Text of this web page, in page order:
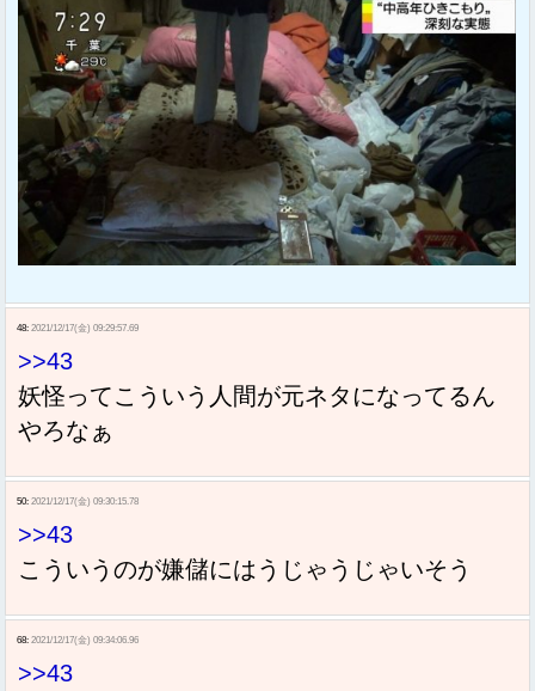
48: 2021/12/17(金) 09:29:57.69
>>43
妖怪ってこういう人間が元ネタになってるん
やろなぁ
50: 2021/12/17(金) 09:30:15.78
>>43
こういうのが嫌儲にはうじゃうじゃいそう
68: 2021/12/17(金) 09:34:06.96
>>43